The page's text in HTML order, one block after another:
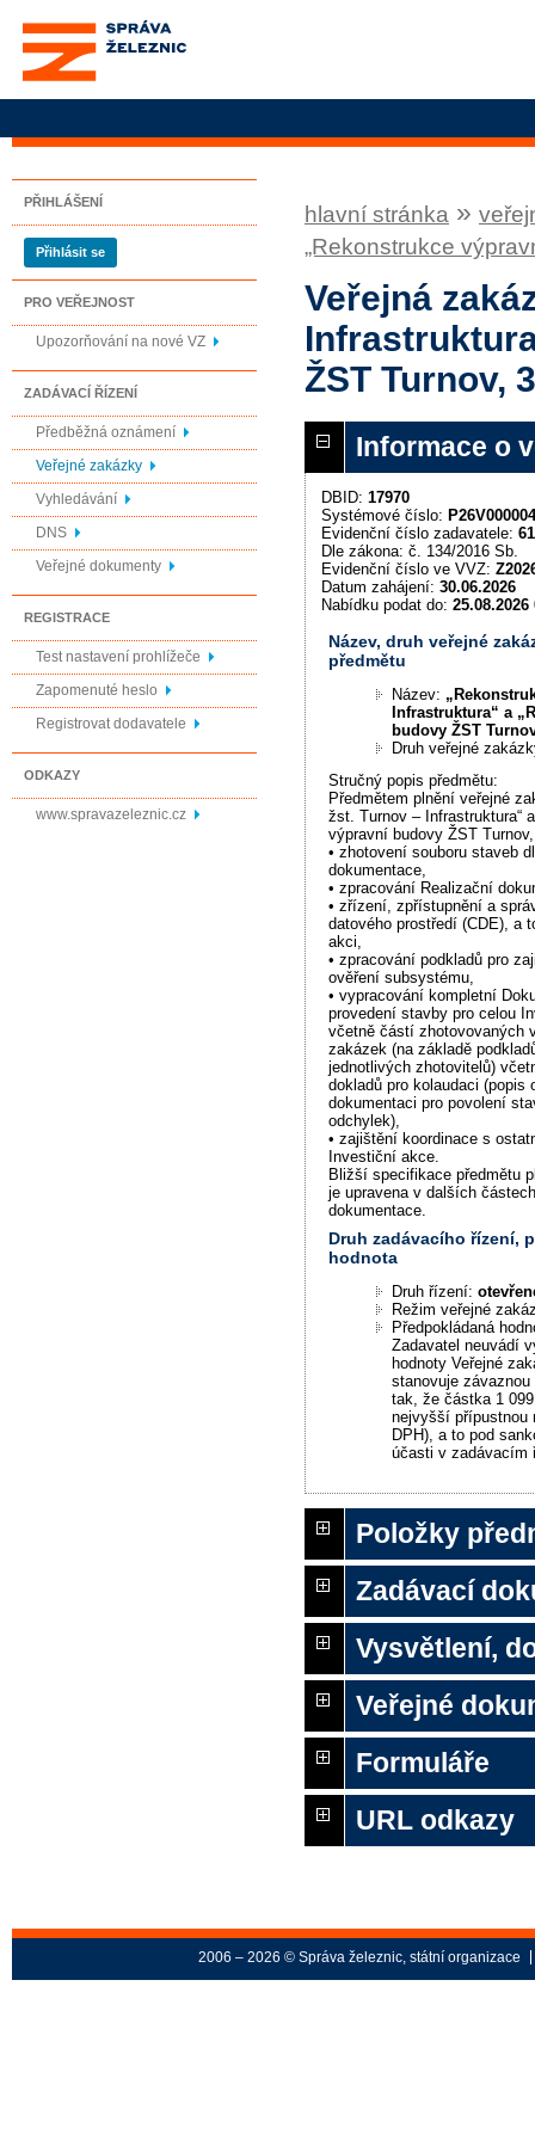
Správa železnic, státní
organizace
PŘIHLÁŠENÍ
Přihlásit se
PRO VEŘEJNOST
Upozorňování na nové VZ
ZADÁVACÍ ŘÍZENÍ
Předběžná oznámení
Veřejné zakázky
Vyhledávání
DNS
Veřejné dokumenty
REGISTRACE
Test nastavení prohlížeče
Zapomenuté heslo
Registrovat dodavatele
ODKAZY
www.spravazeleznic.cz
hlavní stránka »
„Rekonstrukce
Veřejná
ŽST Turnov,
Informace o
DBID: 17970
Systémové číslo:
Evidenční číslo zadavatele:
Dle zákona: č. 134/2016 Sb.
Evidenční číslo ve VVZ:
Datum zahájení: 30.06.2026
Nabídku podat do: 25.08.2026
Název, druh veřejné
předmětu
Název:
Infrastruktura“ a
budovy ŽST
Druh veřejné
Stručný popis předmětu:
Předmětem plnění veřejné
žst. Turnov – Infrastruktura“
výpravní budovy ŽST
• zhotovení souboru staveb
dokumentace,
• zpracování Realizační
• zřízení, zpřístupnění a
datového prostředí (CDE), a
akci,
• zpracování podkladů pro
ověření subsystému,
• vypracování kompletní
provedení stavby pro celou
včetně částí zhotovovaných
zakázek (na základě
jednotlivých zhotovitelů)
dokladů pro kolaudaci (popis
dokumentaci pro povolení
odchylek),
• zajištění koordinace s
Investiční akce.
Bližší specifikace předmětu
je upravena v dalších
dokumentace.
Druh zadávacího řízení,
hodnota
Druh řízení:
Režim veřejné
Předpokládaná
Zadavatel neuvádí
hodnoty Veřejné
stanovuje
tak, že částka 1
nejvyšší přípustnou
DPH), a to pod
účasti v zadávacím
Položky
Zadávací
Vysvětlení,
Veřejné
Formuláře
URL odkazy
2006 – 2026 © Správa železnic, státní organizace